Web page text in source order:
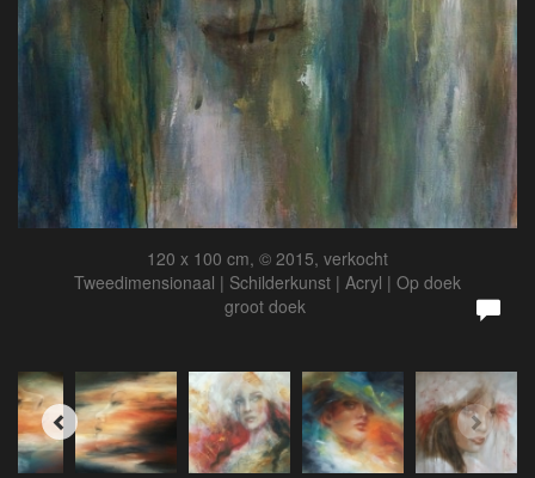
120 x 100 cm, © 2015, verkocht
Tweedimensionaal | Schilderkunst | Acryl | Op doek
groot doek